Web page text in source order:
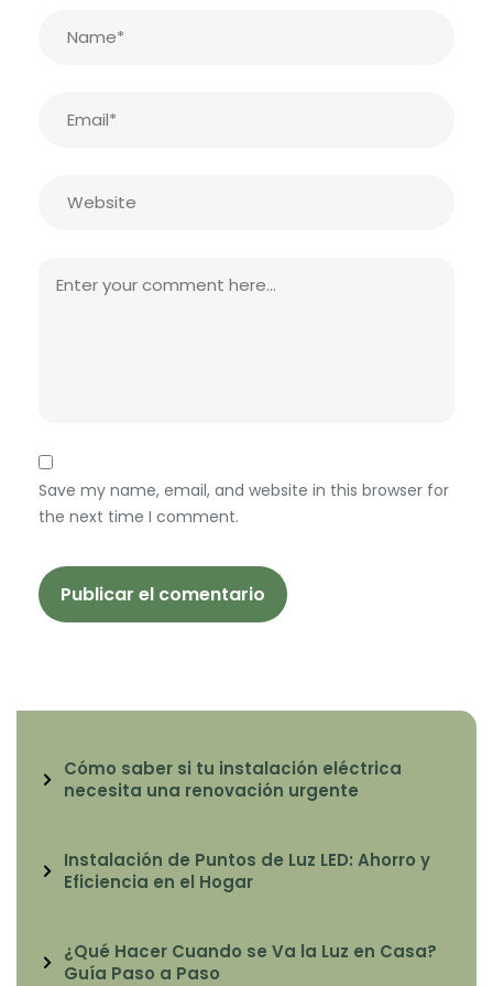
Save my name, email, and website in this browser for
the next time I comment.
Cómo saber si tu instalación eléctrica
necesita una renovación urgente
Instalación de Puntos de Luz LED: Ahorro y
Eficiencia en el Hogar
¿Qué Hacer Cuando se Va la Luz en Casa?
Guía Paso a Paso